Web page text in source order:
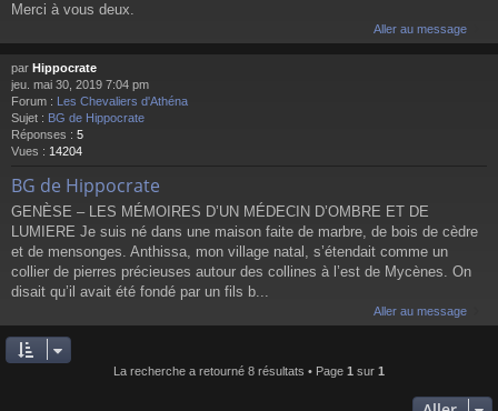
Merci à vous deux.
Aller au message
par Hippocrate
jeu. mai 30, 2019 7:04 pm
Forum : Les Chevaliers d'Athéna
Sujet : BG de Hippocrate
Réponses : 5
Vues : 14204
BG de Hippocrate
GENÈSE – LES MÉMOIRES D’UN MÉDECIN D’OMBRE ET DE
LUMIERE Je suis né dans une maison faite de marbre, de bois de cèdre
et de mensonges. Anthissa, mon village natal, s’étendait comme un
collier de pierres précieuses autour des collines à l’est de Mycènes. On
disait qu’il avait été fondé par un fils b...
Aller au message
La recherche a retourné 8 résultats • Page 1 sur 1